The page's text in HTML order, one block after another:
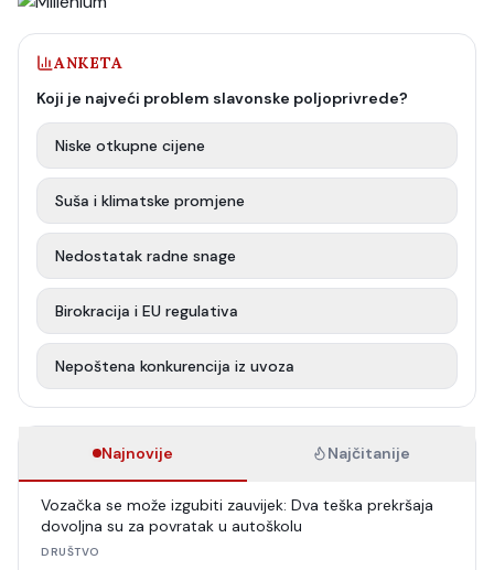
ANKETA
Koji je najveći problem slavonske poljoprivrede?
Niske otkupne cijene
Suša i klimatske promjene
Nedostatak radne snage
Birokracija i EU regulativa
Nepoštena konkurencija iz uvoza
Najnovije Najčitanije
Vozačka se može izgubiti zauvijek: Dva teška prekršaja
dovoljna su za povratak u autoškolu
DRUŠTVO